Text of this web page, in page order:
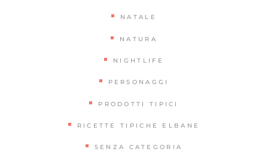
NATALE
NATURA
NIGHTLIFE
PERSONAGGI
PRODOTTI TIPICI
RICETTE TIPICHE ELBANE
SENZA CATEGORIA